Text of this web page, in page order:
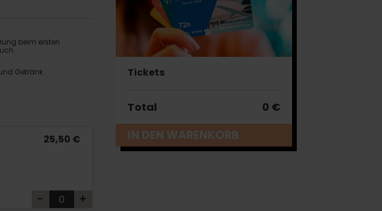
beim ersten
Getränk
25,50 €
- +
Tickets
Total 0 €
IN DEN WARENKORB